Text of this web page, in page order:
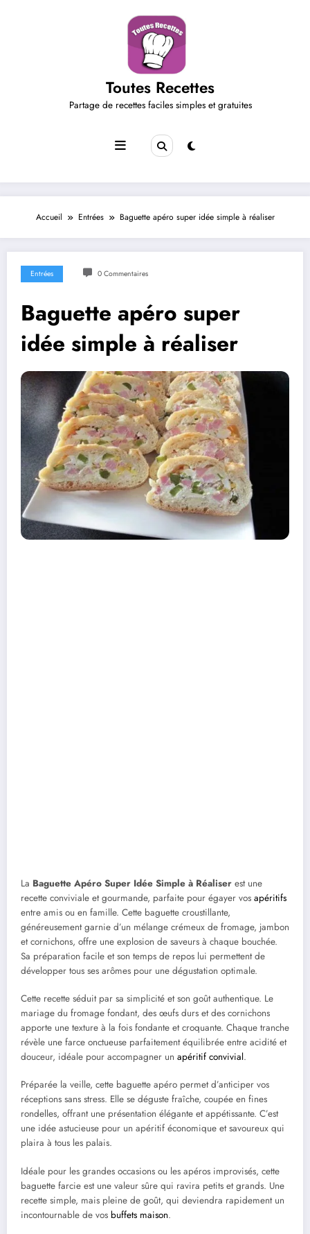
Toutes Recettes
Partage de recettes faciles simples et gratuites
Accueil Entrées Baguette apéro super idée simple à réaliser
Entrées 0 Commentaires
Baguette apéro super
idée simple à réaliser
La Baguette Apéro Super Idée Simple à Réaliser est une
recette conviviale et gourmande, parfaite pour égayer vos apéritifs
entre amis ou en famille. Cette baguette croustillante,
généreusement garnie d’un mélange crémeux de fromage, jambon
et cornichons, offre une explosion de saveurs à chaque bouchée.
Sa préparation facile et son temps de repos lui permettent de
développer tous ses arômes pour une dégustation optimale.
Cette recette séduit par sa simplicité et son goût authentique. Le
mariage du fromage fondant, des œufs durs et des cornichons
apporte une texture à la fois fondante et croquante. Chaque tranche
révèle une farce onctueuse parfaitement équilibrée entre acidité et
douceur, idéale pour accompagner un apéritif convivial.
Préparée la veille, cette baguette apéro permet d’anticiper vos
réceptions sans stress. Elle se déguste fraîche, coupée en fines
rondelles, offrant une présentation élégante et appétissante. C’est
une idée astucieuse pour un apéritif économique et savoureux qui
plaira à tous les palais.
Idéale pour les grandes occasions ou les apéros improvisés, cette
baguette farcie est une valeur sûre qui ravira petits et grands. Une
recette simple, mais pleine de goût, qui deviendra rapidement un
incontournable de vos buffets maison.